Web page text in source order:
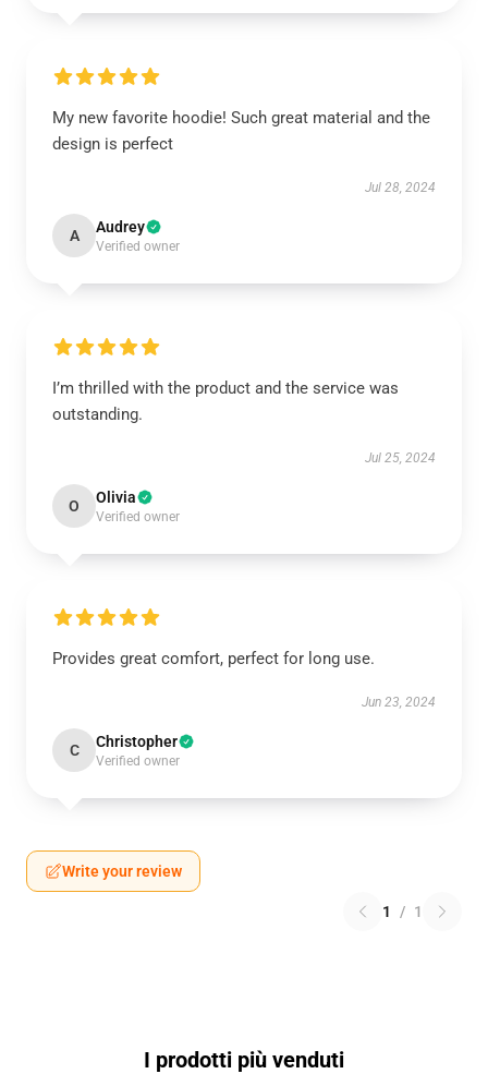
My new favorite hoodie! Such great material and the
design is perfect
Jul 28, 2024
A Audrey
Verified owner
I’m thrilled with the product and the service was
outstanding.
Jul 25, 2024
O Olivia
Verified owner
Provides great comfort, perfect for long use.
Jun 23, 2024
C Christopher
Verified owner
Write your review
1 / 1
I prodotti più venduti